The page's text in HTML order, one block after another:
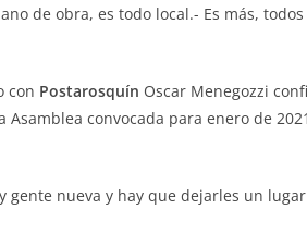
de obra, es todo local.- Es más,
con Postarosquín Oscar Menegozzi
convocada para enero de
gente nueva y hay que dejarles un